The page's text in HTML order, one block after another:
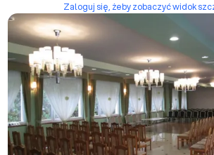
Zaloguj się, żeby zobaczyć widok
Duża sala szkoleniowo-bankietowa